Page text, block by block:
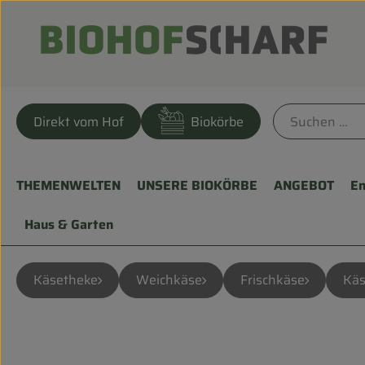
Direkt vom Hof Biokörbe
THEMENWELTEN UNSERE BIOKÖRBE ANGEBOT
Haus & Garten
Käsetheke Weichkäse Frischkäse